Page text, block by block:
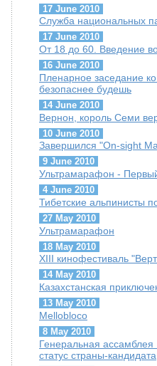
17 June 2010
Служба национальных
17 June 2010
От 18 до 60. Введение
16 June 2010
Пленарное заседание
безопаснее будешь
14 June 2010
Вернон, король Семи
10 June 2010
Завершился "On-sight
9 June 2010
Ультрамарафон -
4 June 2010
Тибетские альпинисты
27 May 2010
Ультрамарафон
18 May 2010
XIII кинофестиваль
14 May 2010
Казахстанская
13 May 2010
Mellobloco
8 May 2010
Генеральная ассамблея
статус страны-кандидата